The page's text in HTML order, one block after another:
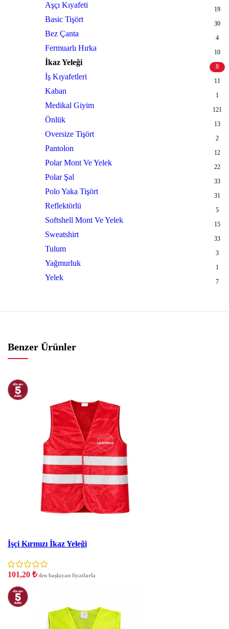
Aşçı Kıyafeti 19
Basic Tişört 30
Bez Çanta 4
Fermuarlı Hırka 10
İkaz Yeleği 8
İş Kıyafetleri 11
Kaban 1
Medikal Giyim 121
Önlük 13
Oversize Tişört 2
Pantolon 12
Polar Mont Ve Yelek 22
Polar Şal 33
Polo Yaka Tişört 31
Reflektörlü 5
Softshell Mont Ve Yelek 15
Sweatshirt 33
Tulum 3
Yağmurluk 1
Yelek 7
Benzer Ürünler
İşçi Kırmızı İkaz Yeleği
101,20 ₺'den başlayan fiyatlarla